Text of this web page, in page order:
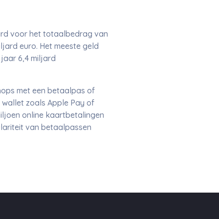
voor het totaalbedrag van
euro. Het meeste geld
6,4 miljard
met een betaalpas of
zoals Apple Pay of
online kaartbetalingen
van betaalpassen